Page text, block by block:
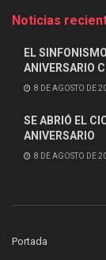
Noticias
EL
ANIVERSARIO
8 DE AGOSTO DE
SE ABRIÓ EL
ANIVERSARIO
8 DE AGOSTO DE
Portada